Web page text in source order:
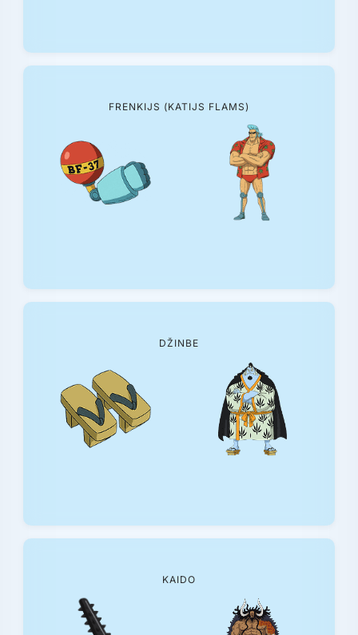
FRENKIJS (KATIJS FLAMS)
DŽINBE
KAIDO